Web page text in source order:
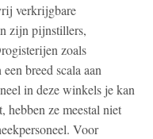
verkrijgbare
zijn pijnstillers,
zoals
breed scala aan
in deze winkels je kan
hebben ze meestal niet
Voor